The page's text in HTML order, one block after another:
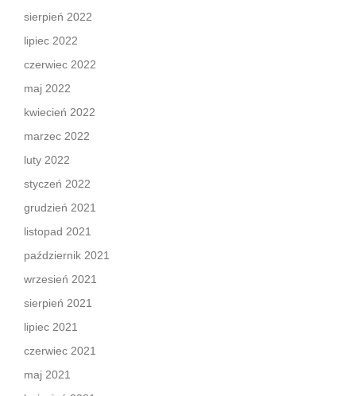
sierpień 2022
lipiec 2022
czerwiec 2022
maj 2022
kwiecień 2022
marzec 2022
luty 2022
styczeń 2022
grudzień 2021
listopad 2021
październik 2021
wrzesień 2021
sierpień 2021
lipiec 2021
czerwiec 2021
maj 2021